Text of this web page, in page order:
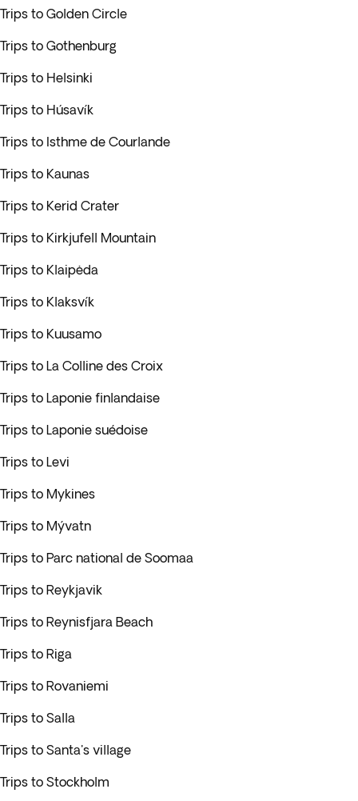
Trips to Golden Circle
Trips to Gothenburg
Trips to Helsinki
Trips to Húsavík
Trips to Isthme de Courlande
Trips to Kaunas
Trips to Kerid Crater
Trips to Kirkjufell Mountain
Trips to Klaipėda
Trips to Klaksvík
Trips to Kuusamo
Trips to La Colline des Croix
Trips to Laponie finlandaise
Trips to Laponie suédoise
Trips to Levi
Trips to Mykines
Trips to Mývatn
Trips to Parc national de Soomaa
Trips to Reykjavik
Trips to Reynisfjara Beach
Trips to Riga
Trips to Rovaniemi
Trips to Salla
Trips to Santa's village
Trips to Stockholm